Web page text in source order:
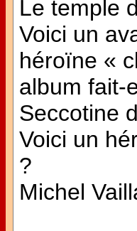
Le temple
Voici un
héroïne «
album fait-
Seccotine
Voici un
?
Michel